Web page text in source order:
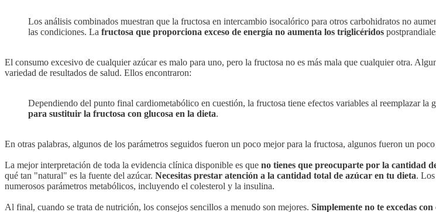
Los análisis combinados muestran que la fructosa en intercambio isocalórico para otros carbohidratos no
las condiciones. La fructosa que proporciona exceso de energía no aumenta los triglicéridos
El consumo excesivo de cualquier azúcar es malo para uno, pero la fructosa no es más mala que cualquier otra.
variedad de resultados de salud. Ellos encontraron:
Dependiendo del punto final cardiometabólico en cuestión, la fructosa tiene efectos variables al reemplazar la
para sustituir la fructosa con glucosa en la dieta.
En otras palabras, algunos de los parámetros seguidos fueron un poco mejor para la fructosa, algunos fueron un
La mejor interpretación de toda la evidencia clínica disponible es que no tienes que preocuparte por la cantidad
qué tan "natural" es la fuente del azúcar. Necesitas prestar atención a la cantidad total de azúcar en tu dieta.
numerosos parámetros metabólicos, incluyendo el colesterol y la insulina.
Al final, cuando se trata de nutrición, los consejos sencillos a menudo son mejores. Simplemente no te excedas con